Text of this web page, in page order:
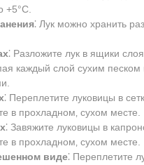
+5°С.
⁚ Лук можно хранить
⁚ Разложите лук в ящики
каждый слой сухим песком
⁚ Переплетите луковицы в
в прохладном‚ сухом месте.
⁚ Завяжите луковицы в
в прохладном‚ сухом месте.
виде⁚ Переплетите